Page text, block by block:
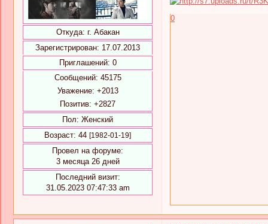
Откуда: г. Абакан
Зарегистрирован: 17.07.2013
Приглашений: 0
Сообщений: 45175
Уважение: +2013
Позитив: +2827
Пол: Женский
Возраст: 44 [1982-01-19]
Провел на форуме:
3 месяца 26 дней
Последний визит:
31.05.2023 07:47:33 am
0